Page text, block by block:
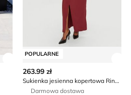
POPULARNE
263.99 zł
Sukienka jesienna kopertowa Rinascimento
Darmowa dostawa